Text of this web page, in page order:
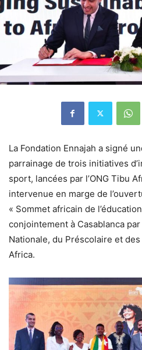
La Fondation Ennajah a signé
parrainage de trois initiatives
sport, lancées par l’ONG Tibu
intervenue en marge de
« Sommet africain de
conjointement à Casablanca
Nationale, du Préscolaire et
Africa.